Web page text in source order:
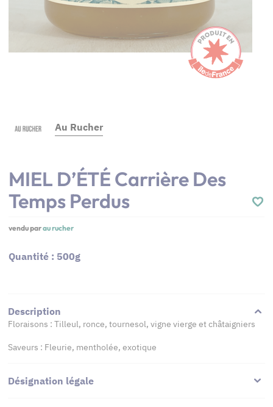
Au Rucher
MIEL D’ÉTÉ Carrière Des
Temps Perdus
vendu parau rucher
Quantité : 500g
Description
Floraisons : Tilleul, ronce, tournesol, vigne vierge et châtaigniers
Saveurs : Fleurie, mentholée, exotique
Désignation légale